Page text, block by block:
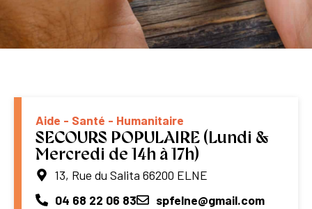
Aide - Santé - Humanitaire
SECOURS POPULAIRE (Lundi &
Mercredi de 14h à 17h)
13, Rue du Salita 66200 ELNE
04 68 22 06 83
spfelne@gmail.com